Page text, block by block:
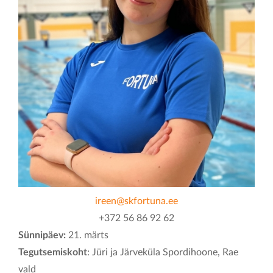
KONTAKT
ireen@skfortuna.ee
+372 56 86 92 62
Sünnipäev: 21. märts
Tegutsemiskoht: Jüri ja Järveküla Spordihoone, Rae
vald